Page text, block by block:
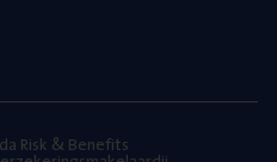
Risk & Benefits